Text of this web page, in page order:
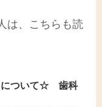
は、こちらも読
について☆ 歯科